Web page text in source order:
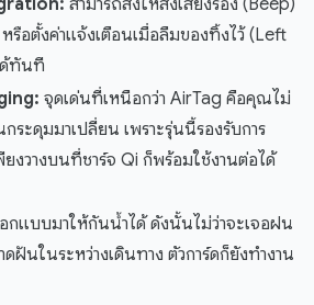
สามารถสั่งให้ส่งเสียงร้อง (Beep)
รือตั้งค่าแจ้งเตือนเมื่อลืมของทิ้งไว้ (Left
ทันที
จุดเด่นที่เหนือกว่า AirTag คือคุณไม่
ระดุมมาเปลี่ยน เพราะรุ่นนี้รองรับการ
ยงวางบนที่ชาร์จ Qi ก็พร้อมใช้งานต่อได้
กแบบมาให้กันน้ำได้ ดังนั้นไม่ว่าจะเจอฝน
ฝันในระหว่างเดินทาง ตัวการ์ดก็ยังทำงาน